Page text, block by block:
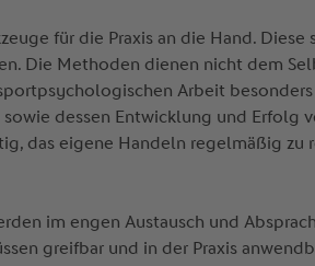
für die Praxis an die Hand.
Die Methoden dienen nicht dem
Arbeit
dessen Entwicklung und
das eigene Handeln regelmäßig
im engen Austausch und
greifbar und in der Praxis